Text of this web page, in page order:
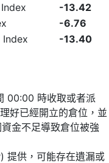
-13.42
-6.76
-13.40
00:00 時收取或者派
好已經開立的倉位，並
金不足導致倉位被強
提供，可能存在遺漏或